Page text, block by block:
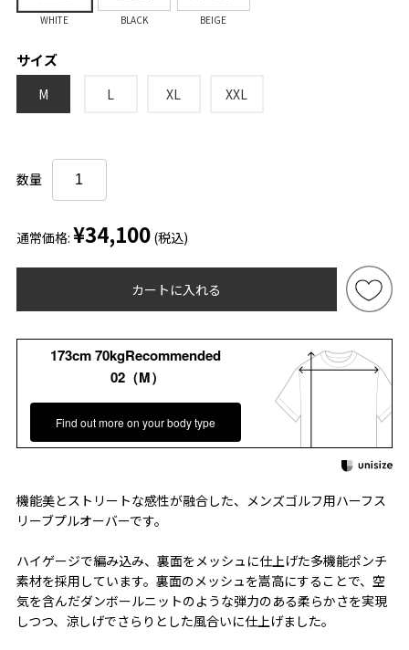
WHITE BLACK BEIGE
サイズ
M L XL XXL
数量
通常価格: ¥34,100 (税込)
カートに入れる
173cm 70kgRecommended
02（M）
Find out more on your body type
機能美とストリートな感性が融合した、メンズゴルフ用ハーフス
リーブプルオーバーです。
ハイゲージで編み込み、裏面をメッシュに仕上げた多機能ポンチ
素材を採用しています。裏面のメッシュを嵩高にすることで、空
気を含んだダンボールニットのような弾力のある柔らかさを実現
しつつ、涼しげでさらりとした風合いに仕上げました。